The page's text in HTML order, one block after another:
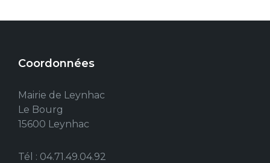
Coordonnées
Mairie de Leynhac
Le Bourg
15600 Leynhac
Tél : 04.71.49.04.92